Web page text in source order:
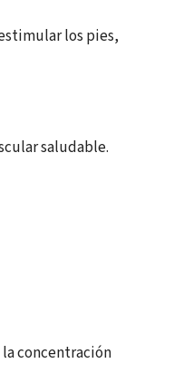
los pies,
saludable.
concentración